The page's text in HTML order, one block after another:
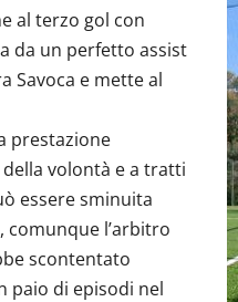
al terzo gol con
da un perfetto assist
Savoca e mette al
prestazione
volontà e a tratti
essere sminuita
comunque l’arbitro
scontentato
paio di episodi nel